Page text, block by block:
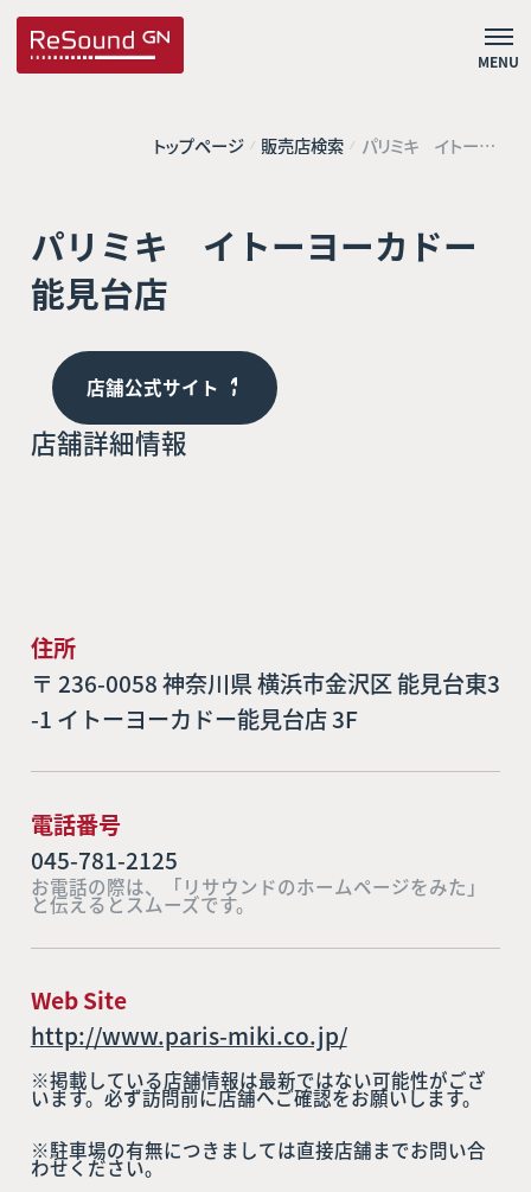
MENU
トップページ 販売店検索 パリミキ イトーヨ
ーカドー能見台店
パリミキ イトーヨーカドー
能見台店
店舗公式サイト
店舗詳細情報
住所
〒 236-0058 神奈川県 横浜市金沢区 能見台東3
-1 イトーヨーカドー能見台店 3F
電話番号
045-781-2125
お電話の際は、「リサウンドのホームページをみた」
と伝えるとスムーズです。
Web Site
http://www.paris-miki.co.jp/
※掲載している店舗情報は最新ではない可能性がござ
います。必ず訪問前に店舗へご確認をお願いします。
※駐車場の有無につきましては直接店舗までお問い合
わせください。